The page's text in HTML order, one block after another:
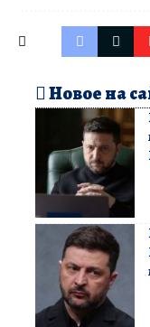
Новое на